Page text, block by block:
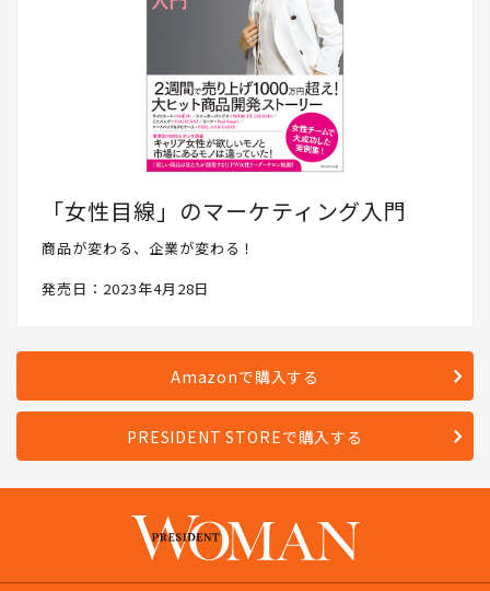
「女性目線」のマーケティング入門
商品が変わる、企業が変わる！
発売日：2023年4月28日
Amazonで購入する
PRESIDENT STOREで購入する